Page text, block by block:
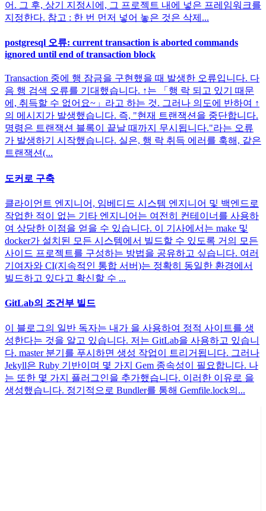
어. 그 후, 상기 지정시에, 그 프로젝트 내에 넣은 프레임워크를
지정한다. 참고 : 한 번 먼저 넣어 놓은 것은 삭제...
postgresql 오류: current transaction is aborted commands
ignored until end of transaction block
Transaction 중에 행 잠금을 구현했을 때 발생한 오류입니다. 다
음 행 검색 오류를 기대했습니다. ↑는 「행 락 되고 있기 때문
에, 취득할 수 없어요~」라고 하는 것. 그러나 의도에 반하여 ↑
의 메시지가 발생했습니다. 즉, "현재 트랜잭션을 중단합니다.
명령은 트랜잭션 블록이 끝날 때까지 무시됩니다."라는 오류
가 발생하기 시작했습니다. 실은, 행 락 취득 에러를 훅해, 같은
트랜잭션(...
도커로 구축
클라이언트 엔지니어, 임베디드 시스템 엔지니어 및 백엔드로
작업한 적이 없는 기타 엔지니어는 여전히 컨테이너를 사용하
여 상당한 이점을 얻을 수 있습니다. 이 기사에서는 make 및
docker가 설치된 모든 시스템에서 빌드할 수 있도록 거의 모든
사이드 프로젝트를 구성하는 방법을 공유하고 싶습니다. 여러
기여자와 CI(지속적인 통합 서버)는 정확히 동일한 환경에서
빌드하고 있다고 확신할 수 ...
GitLab의 조건부 빌드
이 블로그의 일반 독자는 내가 을 사용하여 정적 사이트를 생
성한다는 것을 알고 있습니다. 저는 GitLab을 사용하고 있습니
다. master 분기를 푸시하면 생성 작업이 트리거됩니다. 그러나
Jekyll은 Ruby 기반이며 몇 가지 Gem 종속성이 필요합니다. 나
는 또한 몇 가지 플러그인을 추가했습니다. 이러한 이유로 을
생성했습니다. 정기적으로 Bundler를 통해 Gemfile.lock의...